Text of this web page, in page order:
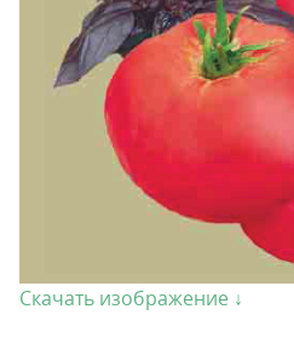
Скачать изображение ↓